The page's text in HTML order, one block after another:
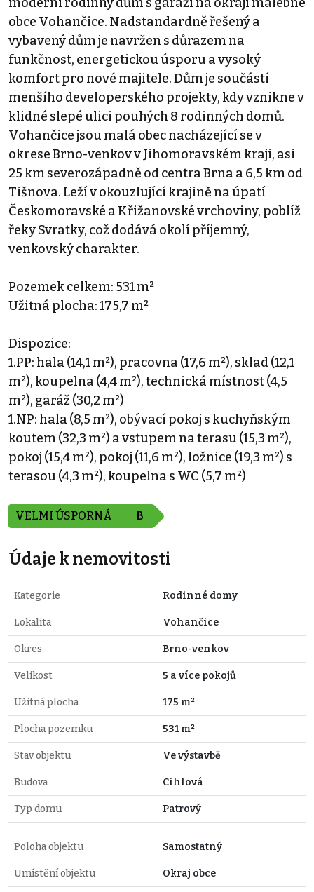
obce Vohančice. Nadstandardně řešený a
vybavený dům je navržen s důrazem na
funkčnost, energetickou úsporu a vysoký
komfort pro nové majitele. Dům je součástí
menšího developerského projekty, kdy vznikne v
klidné slepé ulici pouhých 8 rodinných domů.
Vohančice jsou malá obec nacházející se v
okrese Brno-venkov v Jihomoravském kraji, asi
25 km severozápadně od centra Brna a 6,5 km od
Tišnova. Leží v okouzlující krajině na úpatí
Českomoravské a Křižanovské vrchoviny, poblíž
řeky Svratky, což dodává okolí příjemný,
venkovský charakter.
Pozemek celkem: 531 m²
Užitná plocha: 175,7 m²
Dispozice:
1.PP: hala (14,1 m²), pracovna (17,6 m²), sklad (12,1
m²), koupelna (4,4 m²), technická místnost (4,5
m²), garáž (30,2 m²)
1.NP: hala (8,5 m²), obývací pokoj s kuchyňským
koutem (32,3 m²) a vstupem na terasu (15,3 m²),
pokoj (15,4 m²), pokoj (11,6 m²), ložnice (19,3 m²) s
terasou (4,3 m²), koupelna s WC (5,7 m²)
VELMI ÚSPORNÁ B
Údaje k nemovitosti
Kategorie Rodinné domy
Lokalita Vohančice
Okres Brno-venkov
Velikost 5 a více pokojů
Užitná plocha 175 m²
Plocha pozemku 531 m²
Stav objektu Ve výstavbě
Budova Cihlová
Typ domu Patrový
Poloha objektu Samostatný
Umístění objektu Okraj obce